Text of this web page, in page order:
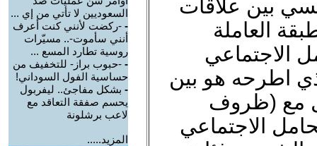
بين علاقات
العاملة
الاجتماعي
اطرحه هو بين
مع (ظروف
الاجتماعي
السعوديين لا تأتي من إي ...
- -ركضت لأنني كنت أعرف
أنني سأموت-.. مسيّرات
روسية تطارد المسع ...
- -حبوب براز- للتخفيف من
حساسية الفول السوداني!
- بشكل مفاجئ.. ليفربول
يحسم صفقة التعاقد مع
لاعب برشلونة
المزيد.....